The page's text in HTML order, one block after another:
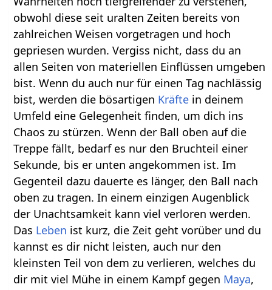
obwohl diese seit uralten Zeiten bereits von
zahlreichen Weisen vorgetragen und hoch
gepriesen wurden. Vergiss nicht, dass du an
allen Seiten von materiellen Einflüssen umgeben
bist. Wenn du auch nur für einen Tag nachlässig
bist, werden die bösartigen Kräfte in deinem
Umfeld eine Gelegenheit finden, um dich ins
Chaos zu stürzen. Wenn der Ball oben auf die
Treppe fällt, bedarf es nur den Bruchteil einer
Sekunde, bis er unten angekommen ist. Im
Gegenteil dazu dauerte es länger, den Ball nach
oben zu tragen. In einem einzigen Augenblick
der Unachtsamkeit kann viel verloren werden.
Das Leben ist kurz, die Zeit geht vorüber und du
kannst es dir nicht leisten, auch nur den
kleinsten Teil von dem zu verlieren, welches du
dir mit viel Mühe in einem Kampf gegen Maya,